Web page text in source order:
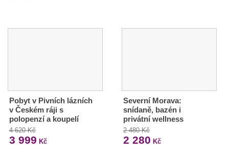
Pobyt v Pivních lázních
v Českém ráji s
polopenzí a koupelí
4 620 Kč
3 999 Kč
Severní Morava:
snídaně, bazén i
privátní wellness
2 480 Kč
2 280 Kč